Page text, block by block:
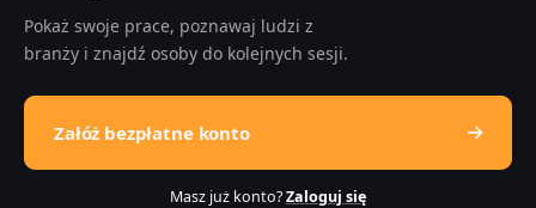
Pokaż swoje prace, poznawaj ludzi z
branży i znajdź osoby do kolejnych sesji.
Załóż bezpłatne konto
Masz już konto?Zaloguj się